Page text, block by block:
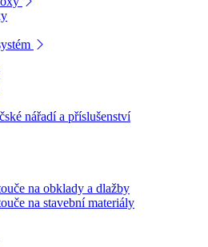
nářadí a příslušenství
na obklady a dlažby
na stavební materiály